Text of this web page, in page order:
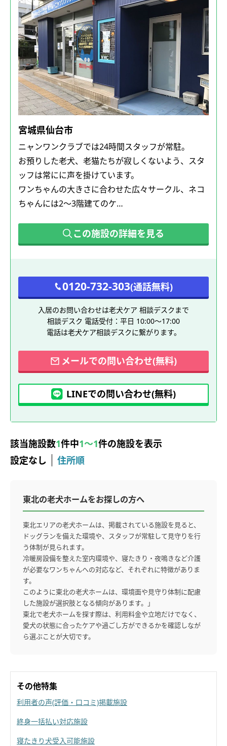
宮城県仙台市
ニャンワンクラブでは24時間スタッフが常駐。
お預りした老犬、老猫たちが寂しくないよう、スタ
ッフは常にに声を掛けています。
ワンちゃんの大きさに合わせた広々サークル、ネコ
ちゃんには2～3階建てのケ…
この施設の詳細を見る
0120-732-303(通話無料)
入居のお問い合わせは老犬ケア 相談デスクまで
相談デスク 電話受付：平日 10:00～17:00
電話は老犬ケア相談デスクに繋がります。
メールでの問い合わせ(無料)
LINEでの問い合わせ(無料)
該当施設数1件中1～1件の施設を表示
設定なし
住所順
東北の老犬ホームをお探しの方へ
東北エリアの老犬ホームは、掲載されている施設を見ると、
ドッグランを備えた環境や、スタッフが常駐して見守りを行
う体制が見られます。
冷暖房設備を整えた室内環境や、寝たきり・夜鳴きなど介護
が必要なワンちゃんへの対応など、それぞれに特徴がありま
す。
このように東北の老犬ホームは、環境面や見守り体制に配慮
した施設が選択肢となる傾向があります。」
東北で老犬ホームを探す際は、利用料金や立地だけでなく、
愛犬の状態に合ったケアや過ごし方ができるかを確認しなが
ら選ぶことが大切です。
その他特集
利用者の声(評価・口コミ)掲載施設
終身一括払い対応施設
寝たきり犬受入可能施設